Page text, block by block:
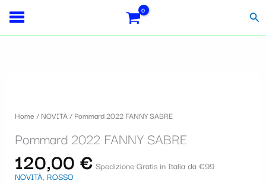
contenuto
Home /NOVITÀ/ Pommard 2022 FANNY SABRE
Pommard 2022 FANNY SABRE
120,00 € Spedizione Gratis in Italia da €99
NOVITÀ, ROSSO
S
o
n
a
u
fiscale:
Carrello: